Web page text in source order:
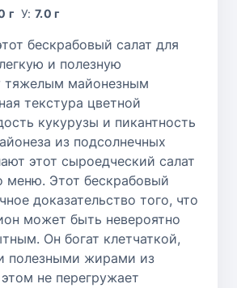
г У:7.0 г
бескрабовый салат для
и полезную
тяжелым майонезным
текстура цветной
кукурузы и пикантность
из подсолнечных
этот сыроедческий салат
меню. Этот бескрабовый
доказательство того, что
может быть невероятно
Он богат клетчаткой,
полезными жирами из
не перегружает